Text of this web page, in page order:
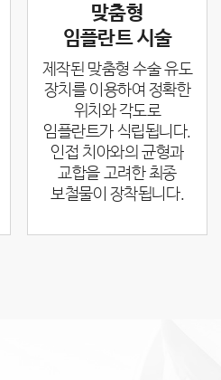
맞춤형
임플란트 시술
제작된 맞춤형 수술 유도
장치를 이용하여 정확한
위치와 각도로
임플란트가 식립됩니다.
인접 치아와의 균형과
교합을 고려한 최종
보철물이 장착됩니다.